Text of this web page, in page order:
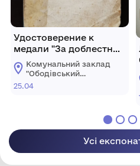
Удостоверение к
медали "За доблестный
труд в Великой
Отечественной войне
1941-1945 гг." Е №
Комунальний заклад
"Ободівський
краєзнавчий музей"
25.04
Усі